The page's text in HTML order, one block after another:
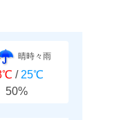
晴時々雨
/ 25℃
50%